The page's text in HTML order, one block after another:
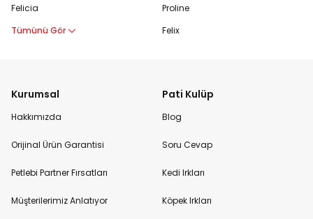
Felicia
Tümünü Gör
Proline
Felix
Kurumsal
Hakkımızda
Orijinal Ürün Garantisi
Petlebi Partner Fırsatları
Müşterilerimiz Anlatıyor
Pati Kulüp
Blog
Soru Cevap
Kedi Irkları
Köpek Irkları